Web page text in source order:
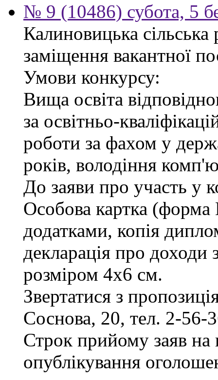
№ 9 (10486) субота, 5
Калиновицька
заміщення вакантної
Умови конкурсу:
Вища освіта
за освітньо-
роботи за фахом у
років, володіння
До заяви про участь у
Особова картка
додатками, копія
декларація про доходи
розміром 4х6 см.
Звертатися з
Соснова, 20, тел. 2-56-
Строк прийому заяв на
опублікування